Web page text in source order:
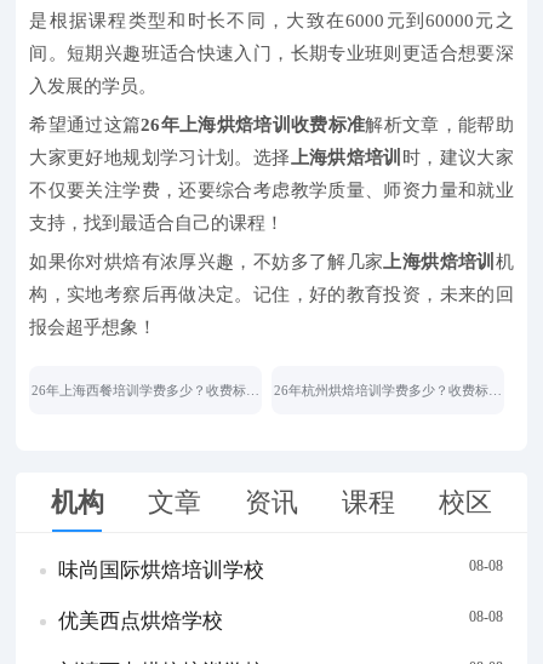
是根据课程类型和时长不同，大致在6000元到60000元之
间。短期兴趣班适合快速入门，长期专业班则更适合想要深
入发展的学员。
希望通过这篇26年上海烘焙培训收费标准解析文章，能帮助
大家更好地规划学习计划。选择 上海烘焙培训
时，建议大家
不仅要关注学费，还要综合考虑教学质量、师资力量和就业
支持，找到最适合自己的课程！
如果你对烘焙有浓厚兴趣，不妨多了解几家 上海烘焙培训 机
构，实地考察后再做决定。记住，好的教育投资，未来的回
报会超乎想象！
26年上海西餐培训学费多少？收费标准 26年杭州烘焙培训学费多少？收费标准
机构 文章 资讯 课程 校区
味尚国际烘焙培训学校 08-08
优美西点烘焙学校 08-08